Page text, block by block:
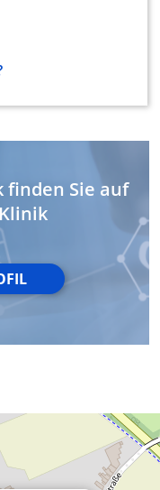
Sie auf
Auswahl